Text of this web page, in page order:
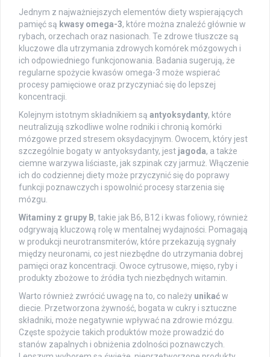
Jednym z najważniejszych elementów diety wspierających
pamięć są kwasy omega-3, które można znaleźć głównie w
rybach, orzechach oraz nasionach. Te zdrowe tłuszcze są
kluczowe dla utrzymania zdrowych komórek mózgowych i
ich odpowiedniego funkcjonowania. Badania sugerują, że
regularne spożycie kwasów omega-3 może wspierać
procesy pamięciowe oraz przyczyniać się do lepszej
koncentracji.
Kolejnym istotnym składnikiem są antyoksydanty, które
neutralizują szkodliwe wolne rodniki i chronią komórki
mózgowe przed stresem oksydacyjnym. Owocem, który jest
szczególnie bogaty w antyoksydanty, jest jagoda, a także
ciemne warzywa liściaste, jak szpinak czy jarmuż. Włączenie
ich do codziennej diety może przyczynić się do poprawy
funkcji poznawczych i spowolnić procesy starzenia się
mózgu.
Witaminy z grupy B, takie jak B6, B12 i kwas foliowy, również
odgrywają kluczową rolę w mentalnej wydajności. Pomagają
w produkcji neurotransmiterów, które przekazują sygnały
między neuronami, co jest niezbędne do utrzymania dobrej
pamięci oraz koncentracji. Owoce cytrusowe, mięso, ryby i
produkty zbożowe to źródła tych niezbędnych witamin.
Warto również zwrócić uwagę na to, co należy unikaćw
diecie. Przetworzona żywność, bogata w cukry i sztuczne
składniki, może negatywnie wpływać na zdrowie mózgu.
Częste spożycie takich produktów może prowadzić do
stanów zapalnych i obniżenia zdolności poznawczych.